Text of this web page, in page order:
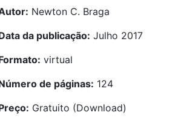
Newton C. Braga
da publicação: Julho 2017
virtual
de páginas: 124
Gratuito (Download)